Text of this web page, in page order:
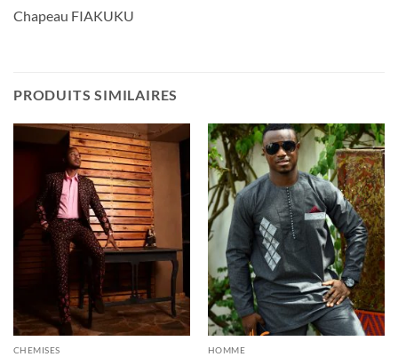
Chapeau FIAKUKU
PRODUITS SIMILAIRES
CHEMISES HOMME